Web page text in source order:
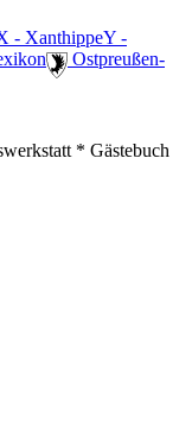
- XanthippeY -
️ Ostpreußen-
* Gästebuch